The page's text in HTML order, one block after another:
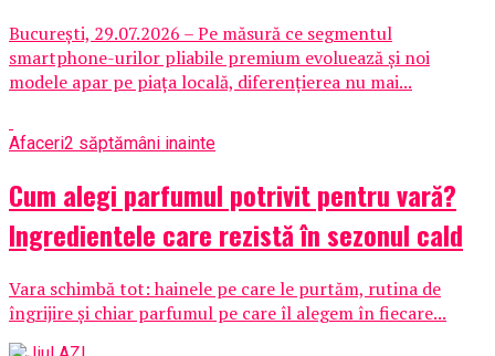
București, 29.07.2026 – Pe măsură ce segmentul
smartphone-urilor pliabile premium evoluează și noi
modele apar pe piața locală, diferențierea nu mai...
Afaceri2 săptămâni inainte
Cum alegi parfumul potrivit pentru vară?
Ingredientele care rezistă în sezonul cald
Vara schimbă tot: hainele pe care le purtăm, rutina de
îngrijire și chiar parfumul pe care îl alegem în fiecare...